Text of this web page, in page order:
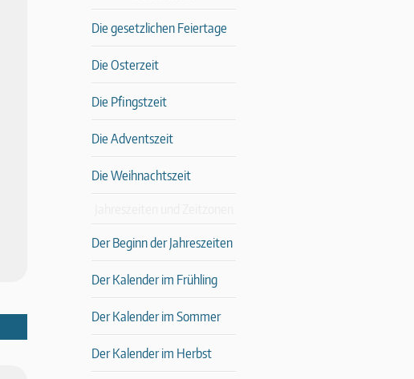
Die gesetzlichen Feiertage
Die Osterzeit
Die Pfingstzeit
Die Adventszeit
Die Weihnachtszeit
Der Beginn der Jahreszeiten
Der Kalender im Frühling
Der Kalender im Sommer
Der Kalender im Herbst